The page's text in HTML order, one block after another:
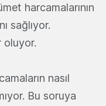
harcamalarının
sağlıyor.
oluyor.
nasıl
Bu soruya